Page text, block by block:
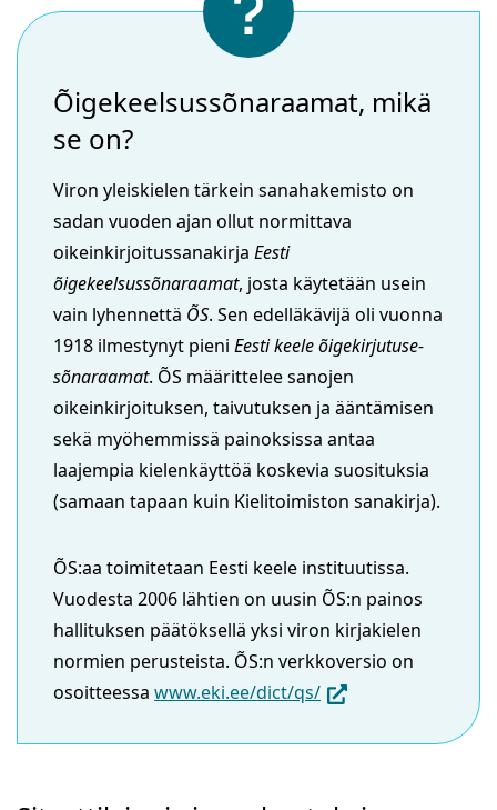
Õigekeelsussõnaraamat, mikä
se on?
Viron yleiskielen tärkein sanahakemisto on
sadan vuoden ajan ollut normittava
oikeinkirjoitussanakirja Eesti
õigekeelsussõnaraamat, josta käytetään usein
vain lyhennettä ÕS. Sen edelläkävijä oli vuonna
1918 ilmestynyt pieni Eesti keele õigekirjutuse-
sõnaraamat. ÕS määrittelee sanojen
oikeinkirjoituksen, taivutuksen ja ääntämisen
sekä myöhemmissä painoksissa antaa
laajempia kielenkäyttöä koskevia suosituksia
(samaan tapaan kuin Kielitoimiston sanakirja).
ÕS:aa toimitetaan Eesti keele instituutissa.
Vuodesta 2006 lähtien on uusin ÕS:n painos
hallituksen päätöksellä yksi viron kirjakielen
normien perusteista. ÕS:n verkkoversio on
osoitteessa www.eki.ee/dict/qs/(siirryt